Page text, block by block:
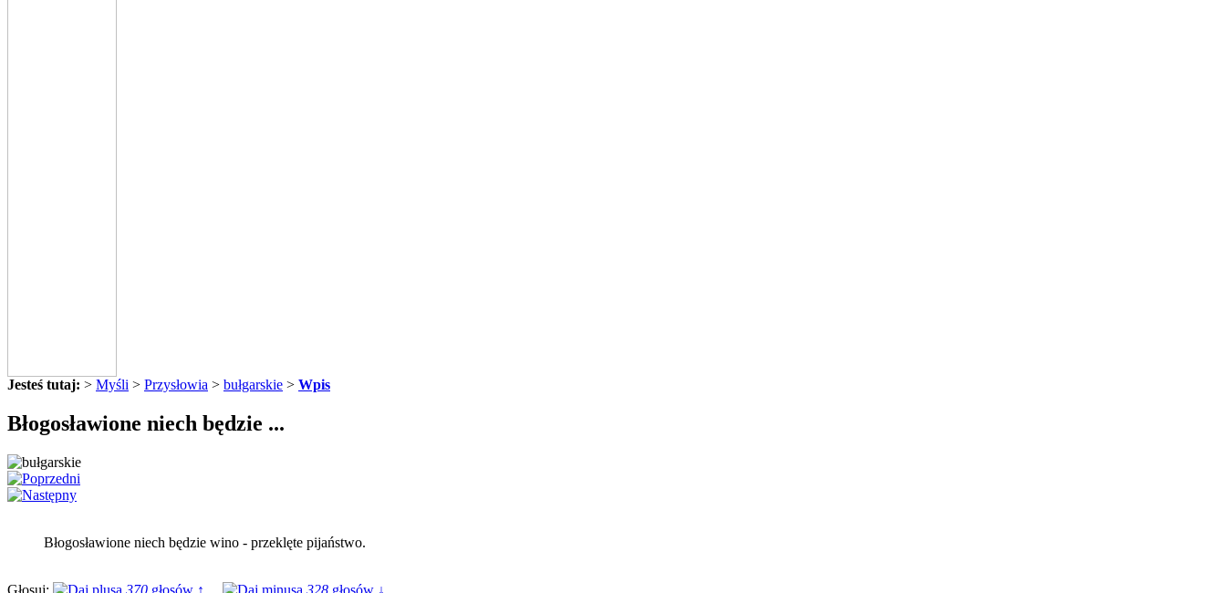
Jesteś tutaj: > Myśli > Przysłowia > bułgarskie > Wpis
Błogosławione niech będzie ...
Błogosławione niech będzie wino - przeklęte pijaństwo.
Głosuj: 370 głosów ↑ 328 głosów ↓